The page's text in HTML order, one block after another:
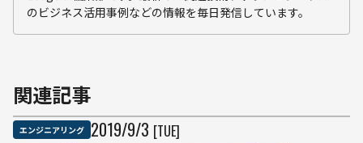
のビジネス活用事例などの情報を毎日発信しています。
関連記事
エンジニアリング 2019/9/3 [TUE]